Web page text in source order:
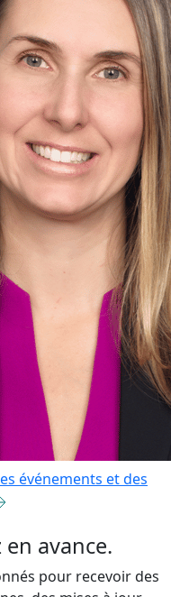
événements et des
en avance.
pour recevoir des